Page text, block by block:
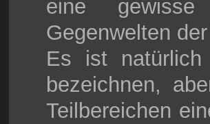
eine
Gegenwelten
Es ist
bezeichnen,
Teilbereichen